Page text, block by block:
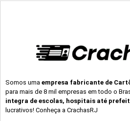
Somos uma empresa fabricante de
para mais de 8 mil empresas em todo o
integra de escolas, hospitais até
lucrativos! Conheça a CrachasRJ